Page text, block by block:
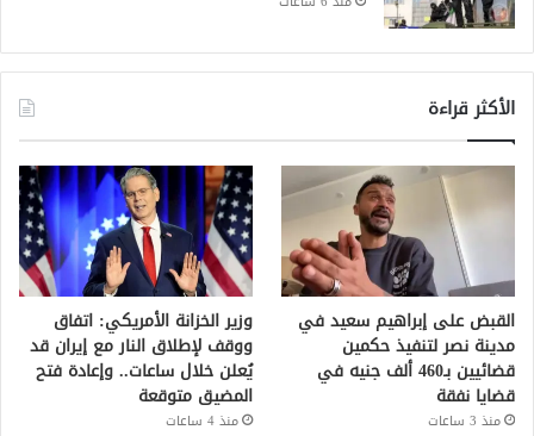
الأكثر قراءة
القبض على إبراهيم سعيد في
مدينة نصر لتنفيذ حكمين
قضائيين بـ460 ألف جنيه في
قضايا نفقة
منذ 3 ساعات
وزير الخزانة الأمريكي: اتفاق
ووقف لإطلاق النار مع إيران قد
يُعلن خلال ساعات.. وإعادة فتح
المضيق متوقعة
منذ 4 ساعات